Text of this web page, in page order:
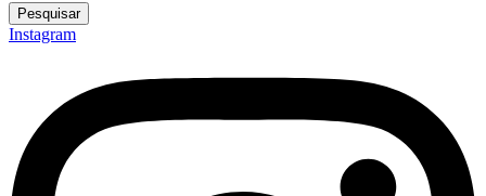
Pesquisar
Instagram